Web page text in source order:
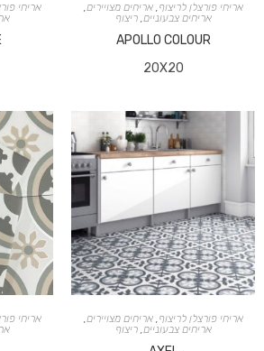
אריחי פורצלן לריצוף,אריחים מצויירים,
אריחים צבעוניים,ריצוף
APOLLO COLOUR
20X20
אריחי
אריחי פורצלן לריצוף,אריחים מצויירים,
אריחים צבעוניים,ריצוף
אריחי